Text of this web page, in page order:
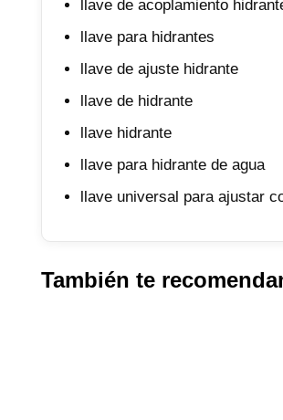
llave de acoplamiento
llave para hidrantes
llave de ajuste hidrante
llave de hidrante
llave hidrante
llave para hidrante de agua
llave universal para ajustar
También te